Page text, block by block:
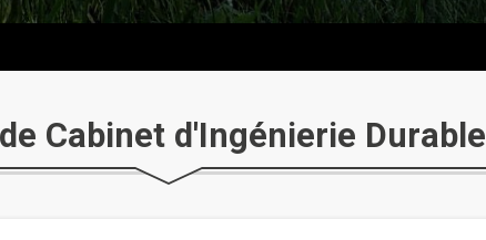
Cabinet d'Ingénierie Durable